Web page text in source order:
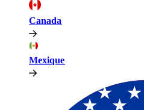
Canada​​
Mexique​​